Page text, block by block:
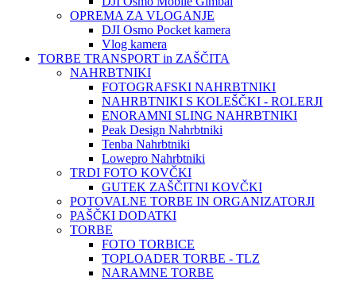
OPREMA ZA VLOGANJE
DJI Osmo Pocket kamera
Vlog kamera
TORBE TRANSPORT in ZAŠČITA
NAHRBTNIKI
FOTOGRAFSKI NAHRBTNIKI
NAHRBTNIKI S KOLEŠČKI - ROLERJI
ENORAMNI SLING NAHRBTNIKI
Peak Design Nahrbtniki
Tenba Nahrbtniki
Lowepro Nahrbtniki
TRDI FOTO KOVČKI
GUTEK ZAŠČITNI KOVČKI
POTOVALNE TORBE IN ORGANIZATORJI
PAŠČKI DODATKI
TORBE
FOTO TORBICE
TOPLOADER TORBE - TLZ
NARAMNE TORBE